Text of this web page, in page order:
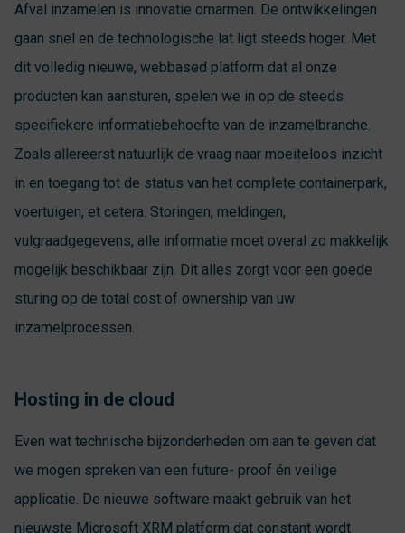
Afval inzamelen is innovatie omarmen. De ontwikkelingen
gaan snel en de technologische lat ligt steeds hoger. Met
dit volledig nieuwe, webbased platform dat al onze
producten kan aansturen, spelen we in op de steeds
specifiekere informatiebehoefte van de inzamelbranche.
Zoals allereerst natuurlijk de vraag naar moeiteloos inzicht
in en toegang tot de status van het complete containerpark,
voertuigen, et cetera. Storingen, meldingen,
vulgraadgegevens, alle informatie moet overal zo makkelijk
mogelijk beschikbaar zijn. Dit alles zorgt voor een goede
sturing op de total cost of ownership van uw
inzamelprocessen.
Hosting in de cloud
Even wat technische bijzonderheden om aan te geven dat
we mogen spreken van een future- proof én veilige
applicatie. De nieuwe software maakt gebruik van het
nieuwste Microsoft XRM platform dat constant wordt